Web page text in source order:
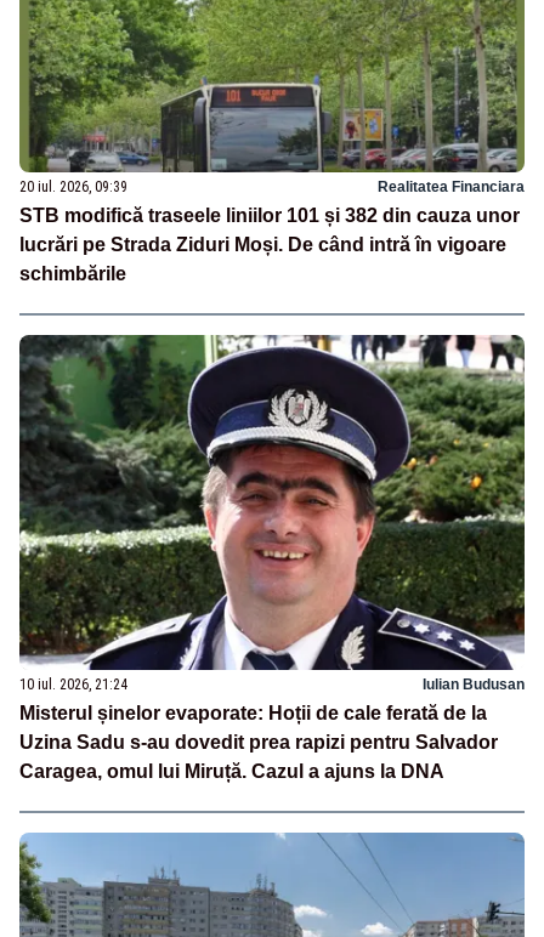
20 iul. 2026, 09:39 Realitatea Financiara
STB modifică traseele liniilor 101 și 382 din cauza unor
lucrări pe Strada Ziduri Moși. De când intră în vigoare
schimbările
10 iul. 2026, 21:24 Iulian Budusan
Misterul șinelor evaporate: Hoții de cale ferată de la
Uzina Sadu s-au dovedit prea rapizi pentru Salvador
Caragea, omul lui Miruță. Cazul a ajuns la DNA